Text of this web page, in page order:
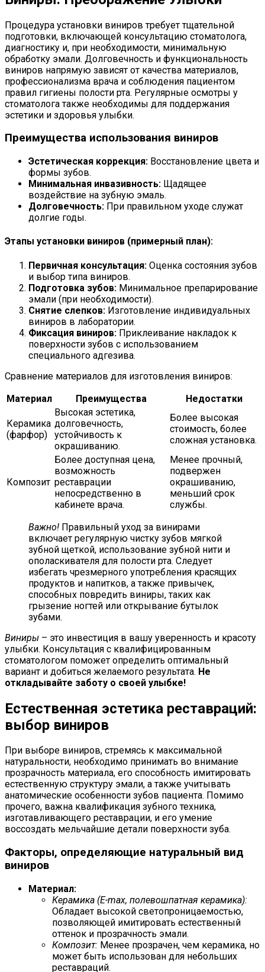
Процедура установки виниров требует тщательной
подготовки, включающей консультацию стоматолога,
диагностику и, при необходимости, минимальную
обработку эмали. Долговечность и функциональность
виниров напрямую зависят от качества материалов,
профессионализма врача и соблюдения пациентом
правил гигиены полости рта. Регулярные осмотры у
стоматолога также необходимы для поддержания
эстетики и здоровья улыбки.
Преимущества использования виниров
Эстетическая коррекция: Восстановление цвета и
формы зубов.
Минимальная инвазивность: Щадящее
воздействие на зубную эмаль.
Долговечность: При правильном уходе служат
долгие годы.
Этапы установки виниров (примерный план):
Первичная консультация: Оценка состояния зубов
и выбор типа виниров.
Подготовка зубов: Минимальное препарирование
эмали (при необходимости).
Снятие слепков: Изготовление индивидуальных
виниров в лаборатории.
Фиксация виниров: Приклеивание накладок к
поверхности зубов с использованием
специального адгезива.
Сравнение материалов для изготовления виниров:
Материал
Преимущества Недостатки
Керамика
(фарфор)
Высокая эстетика,
долговечность,
устойчивость к
окрашиванию.
Более высокая
стоимость, более
сложная установка.
Композит
Более доступная цена,
возможность
реставрации
непосредственно в
кабинете врача.
Менее прочный,
подвержен
окрашиванию,
меньший срок
службы.
Важно! Правильный уход за винирами
включает регулярную чистку зубов мягкой
зубной щеткой, использование зубной нити и
ополаскивателя для полости рта. Следует
избегать чрезмерного употребления красящих
продуктов и напитков, а также привычек,
способных повредить виниры, таких как
грызение ногтей или открывание бутылок
зубами.
Виниры – это инвестиция в вашу уверенность и красоту
улыбки. Консультация с квалифицированным
стоматологом поможет определить оптимальный
вариант и добиться желаемого результата. Не
откладывайте заботу о своей улыбке!
Естественная эстетика реставраций:
выбор виниров
При выборе виниров, стремясь к максимальной
натуральности, необходимо принимать во внимание
прозрачность материала, его способность имитировать
естественную структуру эмали, а также учитывать
анатомические особенности зубов пациента. Помимо
прочего, важна квалификация зубного техника,
изготавливающего реставрации, и его умение
воссоздать мельчайшие детали поверхности зуба.
Факторы, определяющие натуральный вид
виниров
Материал:
Керамика (E-max, полевошпатная керамика):
Обладает высокой светопроницаемостью,
позволяющей имитировать естественный
оттенок и прозрачность эмали.
Композит: Менее прозрачен, чем керамика, но
может быть использован для небольших
реставраций.